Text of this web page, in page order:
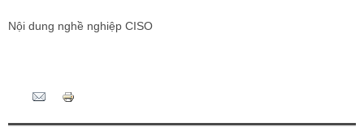
Nội dung nghề nghiệp CISO